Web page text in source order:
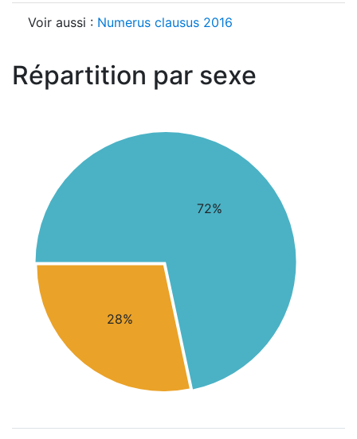
Voir aussi : Numerus clausus 2016
Répartition par sexe
72%
28%